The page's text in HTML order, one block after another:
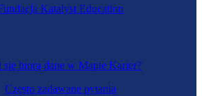
się biorą dane w Mapie Karier?
Często zadawane pytania
Katalyst Education